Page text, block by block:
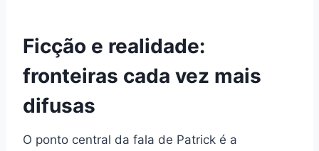
Ficção e realidade:
fronteiras cada vez mais
difusas
O ponto central da fala de Patrick é a